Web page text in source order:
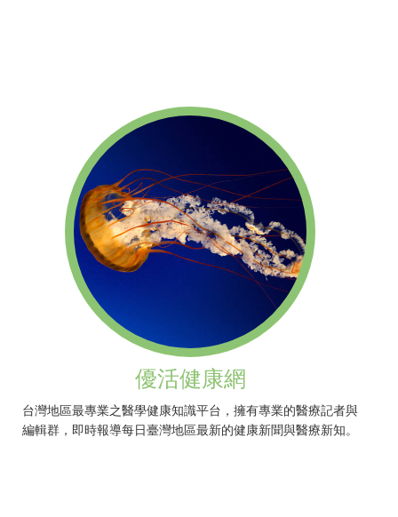
優活健康網
台灣地區最專業之醫學健康知識平台，擁有專業的醫療記者與
編輯群，即時報導每日臺灣地區最新的健康新聞與醫療新知。